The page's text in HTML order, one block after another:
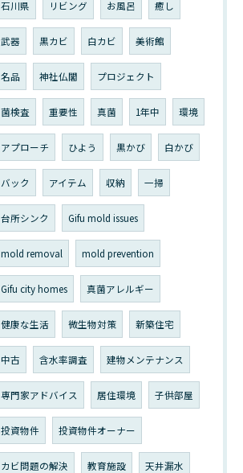
石川県 リビング お風呂 癒し
武器 黒カビ 白カビ 美術館
名品 神社仏閣 プロジェクト
菌検査 重要性 真菌 1年中 環境
アプローチ ひよう 黒かび 白かび
バック アイテム 収納 一掃
台所シンク Gifu mold issues
mold removal mold prevention
Gifu city homes 真菌アレルギー
健康な生活 微生物対策 新築住宅
中古 含水率調査 建物メンテナンス
専門家アドバイス 居住環境 子供部屋
投資物件 投資物件オーナー
カビ問題の解決 教育施設 天井漏水